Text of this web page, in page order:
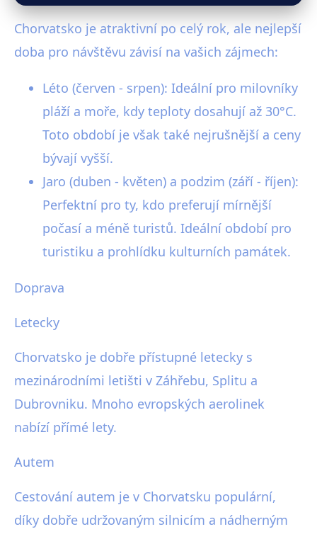
Chorvatsko je atraktivní po celý rok, ale nejlepší
doba pro návštěvu závisí na vašich zájmech:
Léto (červen - srpen): Ideální pro milovníky
pláží a moře, kdy teploty dosahují až 30°C.
Toto období je však také nejrušnější a ceny
bývají vyšší.
Jaro (duben - květen) a podzim (září - říjen):
Perfektní pro ty, kdo preferují mírnější
počasí a méně turistů. Ideální období pro
turistiku a prohlídku kulturních památek.
Doprava
Letecky
Chorvatsko je dobře přístupné letecky s
mezinárodními letišti v Záhřebu, Splitu a
Dubrovniku. Mnoho evropských aerolinek
nabízí přímé lety.
Autem
Cestování autem je v Chorvatsku populární,
díky dobře udržovaným silnicím a nádherným